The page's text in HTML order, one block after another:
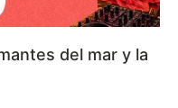
del mar y la